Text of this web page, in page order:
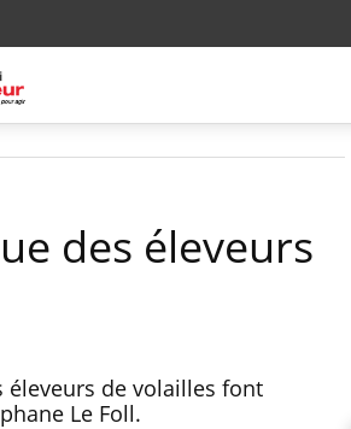
des éleveurs
de volailles font
Le Foll.